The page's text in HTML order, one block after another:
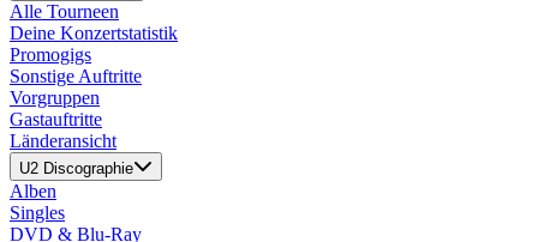
Alle Tourneen
Deine Konzertstatistik
Promogigs
Sonstige Auftritte
Vorgruppen
Gastauftritte
Länderansicht
U2 Discographie
Alben
Singles
DVD & Blu-Ray